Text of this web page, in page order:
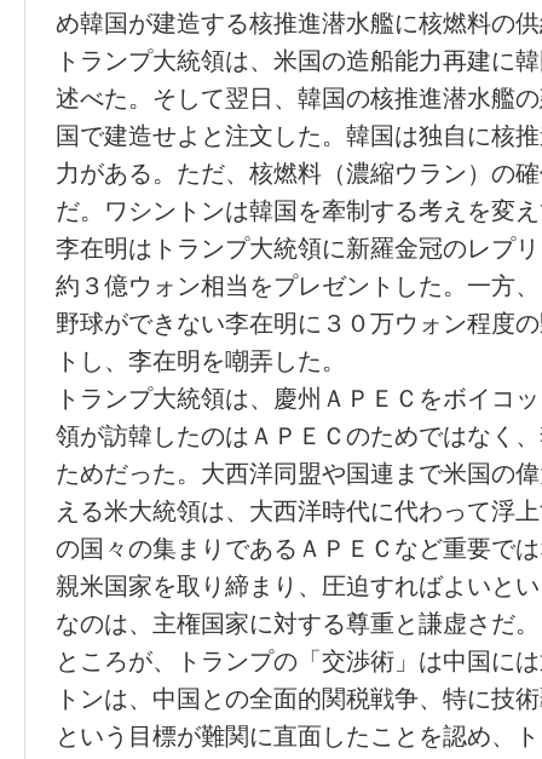
め韓国が建造する核推進潜水艦に核燃料の
トランプ大統領は、米国の造船能力再建に
述べた。そして翌日、韓国の核推進潜水艦
国で建造せよと注文した。韓国は独自に核
力がある。ただ、核燃料（濃縮ウラン）の
だ。ワシントンは韓国を牽制する考えを変
李在明はトランプ大統領に新羅金冠のレプ
約３億ウォン相当をプレゼントした。一方
野球ができない李在明に３０万ウォン程度
トし、李在明を嘲弄した。
トランプ大統領は、慶州ＡＰＥＣをボイコ
領が訪韓したのはＡＰＥＣのためではなく
ためだった。大西洋同盟や国連まで米国の
える米大統領は、大西洋時代に代わって浮
の国々の集まりであるＡＰＥＣなど重要で
親米国家を取り締まり、圧迫すればよいと
なのは、主権国家に対する尊重と謙虚さだ。
ところが、トランプの「交渉術」は中国に
トンは、中国との全面的関税戦争、特に技
という目標が難関に直面したことを認め、